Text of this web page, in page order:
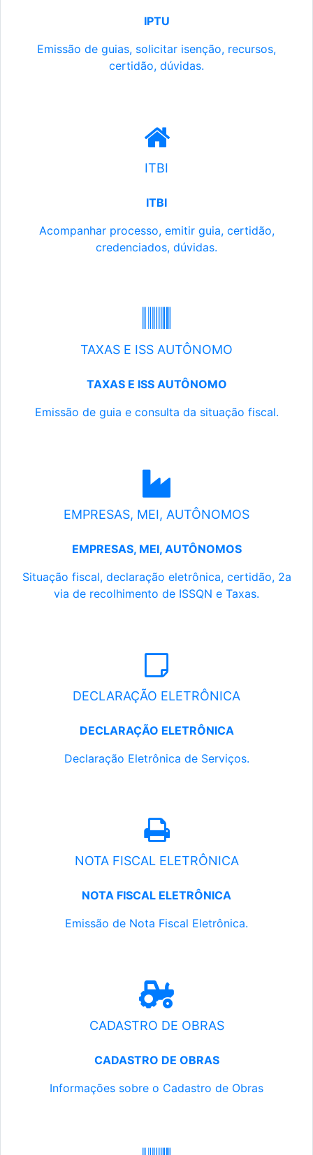
IPTU
Emissão de guias, solicitar isenção, recursos,
certidão, dúvidas.
ITBI
ITBI
Acompanhar processo, emitir guia, certidão,
credenciados, dúvidas.
TAXAS E ISS AUTÔNOMO
TAXAS E ISS AUTÔNOMO
Emissão de guia e consulta da situação fiscal.
EMPRESAS, MEI, AUTÔNOMOS
EMPRESAS, MEI, AUTÔNOMOS
Situação fiscal, declaração eletrônica, certidão, 2a
via de recolhimento de ISSQN e Taxas.
DECLARAÇÃO ELETRÔNICA
DECLARAÇÃO ELETRÔNICA
Declaração Eletrônica de Serviços.
NOTA FISCAL ELETRÔNICA
NOTA FISCAL ELETRÔNICA
Emissão de Nota Fiscal Eletrônica.
CADASTRO DE OBRAS
CADASTRO DE OBRAS
Informações sobre o Cadastro de Obras